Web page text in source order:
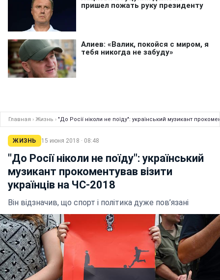
Главная › Жизнь › "До Росії ніколи не поїду": український музикант
ЖИЗНЬ 15 июня 2018 · 08:48
"До Росії ніколи не поїду": український
музикант прокоментував візити
українців на ЧС-2018
Він відзначив, що спорт і політика дуже пов’язані